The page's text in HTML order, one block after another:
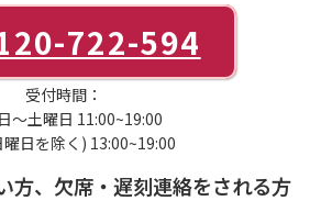
722-594
受付時間：
～土曜日 11:00~19:00
日を除く) 13:00~19:00
方、欠席・遅刻連絡をされる方